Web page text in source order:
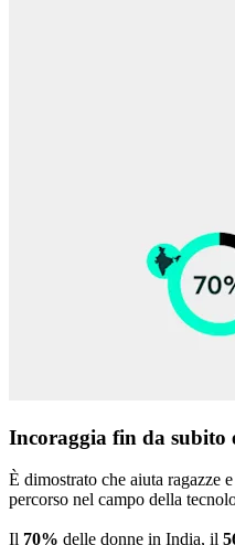
Incoraggia fin da subito
È dimostrato che aiuta ragazze
percorso nel campo della
Il 70% delle donne in India, il